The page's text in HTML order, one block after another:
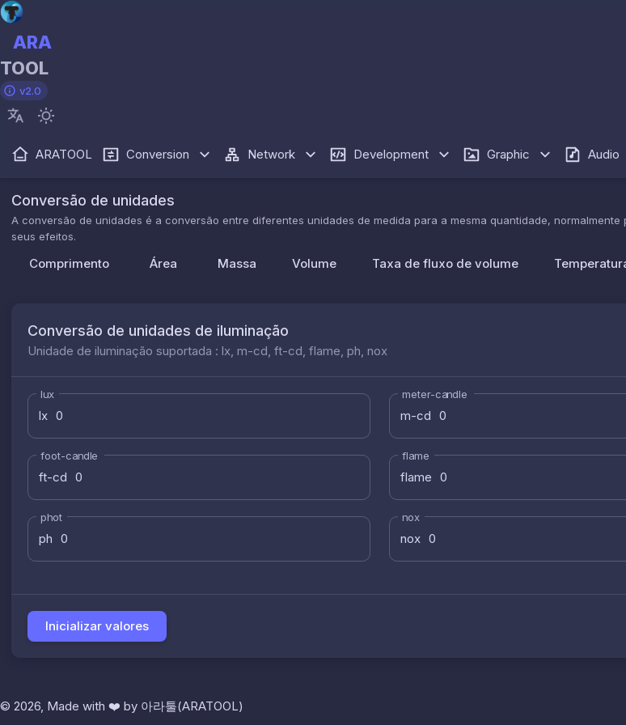
ARA
TOOL
v2.0
ARATOOL Conversion Network Development Graphic Audio
Conversão de unidades
A conversão de unidades é a conversão entre diferentes unidades de medida para a mesma quantidade,
seus efeitos.
Comprimento Área Massa Volume Taxa de fluxo de volume
Conversão de unidades de iluminação
Unidade de iluminação suportada : lx, m-cd, ft-cd, flame, ph, nox
lux
lx
meter-candle
m-cd
foot-candle
ft-cd
flame
flame
phot
ph
nox
nox
Inicializar valores
© 2026, Made with ❤️ by 아라툴(ARATOOL)